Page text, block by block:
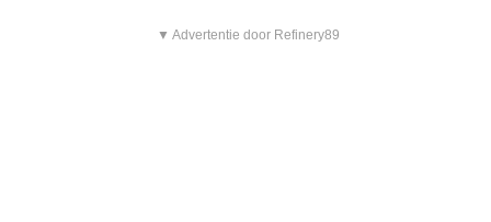
▼ Advertentie door Refinery89